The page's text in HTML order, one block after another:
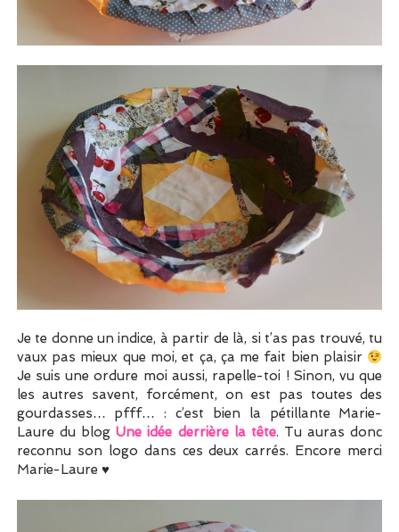
Je te donne un indice, à partir de là, si t’as pas trouvé, tu
vaux pas mieux que moi, et ça, ça me fait bien plaisir
Je suis une ordure moi aussi, rapelle-toi ! Sinon, vu que
les autres savent, forcément, on est pas toutes des
gourdasses… pfff… : c’est bien la pétillante Marie-
Laure du blogUne idée derrière la tête. Tu auras donc
reconnu son logo dans ces deux carrés. Encore merci
Marie-Laure ♥